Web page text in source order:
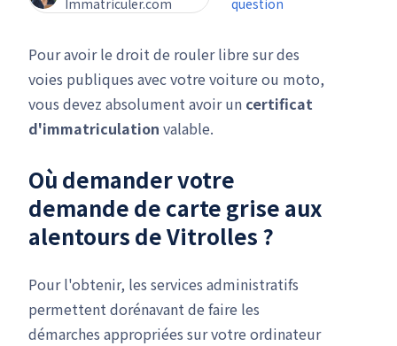
Immatriculer.com
question
Pour avoir le droit de rouler libre sur des
voies publiques avec votre voiture ou moto,
vous devez absolument avoir un certificat
d'immatriculation valable.
Où demander votre
demande de carte grise aux
alentours de Vitrolles ?
Pour l'obtenir, les services administratifs
permettent dorénavant de faire les
démarches appropriées sur votre ordinateur